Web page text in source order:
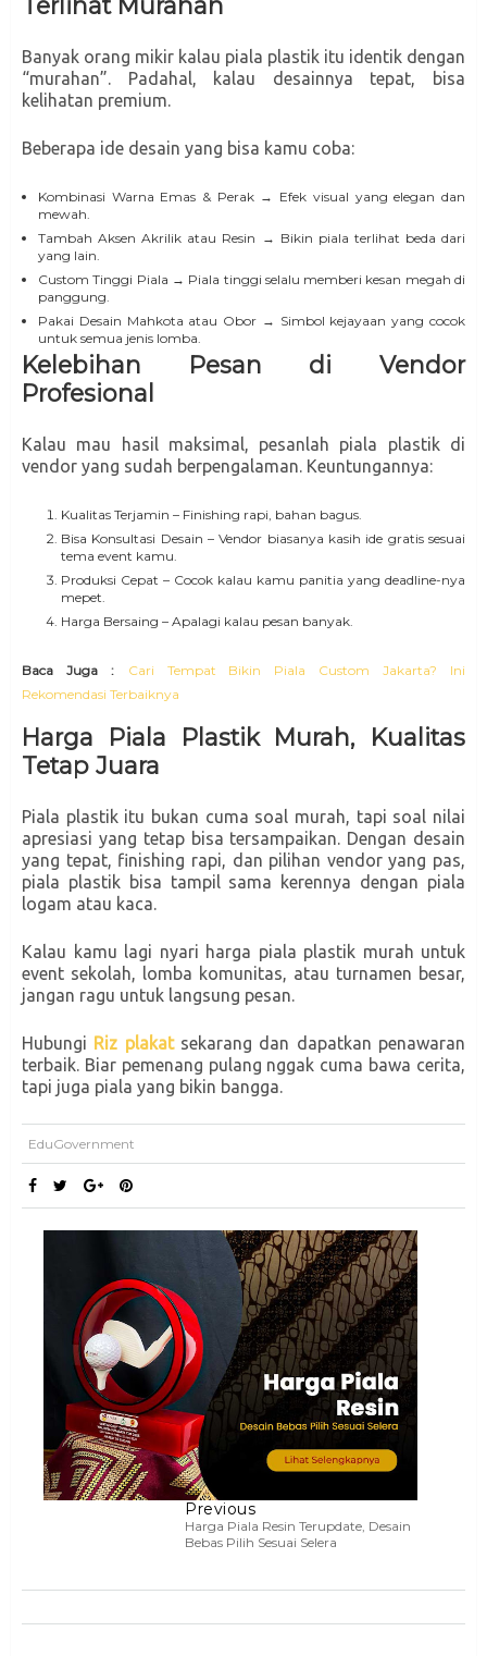
Banyak orang mikir kalau piala plastik itu identik dengan
“murahan”. Padahal, kalau desainnya tepat, bisa
kelihatan premium.
Beberapa ide desain yang bisa kamu coba:
Kombinasi Warna Emas & Perak → Efek visual yang elegan dan
mewah.
Tambah Aksen Akrilik atau Resin → Bikin piala terlihat beda dari
yang lain.
Custom Tinggi Piala → Piala tinggi selalu memberi kesan megah di
panggung.
Pakai Desain Mahkota atau Obor → Simbol kejayaan yang cocok
untuk semua jenis lomba.
Kelebihan Pesan di Vendor
Profesional
Kalau mau hasil maksimal, pesanlah piala plastik di
vendor yang sudah berpengalaman. Keuntungannya:
Kualitas Terjamin – Finishing rapi, bahan bagus.
Bisa Konsultasi Desain – Vendor biasanya kasih ide gratis sesuai
tema event kamu.
Produksi Cepat – Cocok kalau kamu panitia yang deadline-nya
mepet.
Harga Bersaing – Apalagi kalau pesan banyak.
Baca Juga :
Cari Tempat Bikin Piala Custom Jakarta? Ini
Rekomendasi Terbaiknya
Harga Piala Plastik Murah, Kualitas
Tetap Juara
Piala plastik itu bukan cuma soal murah, tapi soal nilai
apresiasi yang tetap bisa tersampaikan. Dengan desain
yang tepat, finishing rapi, dan pilihan vendor yang pas,
piala plastik bisa tampil sama kerennya dengan piala
logam atau kaca.
Kalau kamu lagi nyari harga piala plastik murah untuk
event sekolah, lomba komunitas, atau turnamen besar,
jangan ragu untuk langsung pesan.
Hubungi Riz plakatsekarang dan dapatkan penawaran
terbaik. Biar pemenang pulang nggak cuma bawa cerita,
tapi juga piala yang bikin bangga.
EduGovernment
Previous
Harga Piala Resin Terupdate, Desain
Bebas Pilih Sesuai Selera